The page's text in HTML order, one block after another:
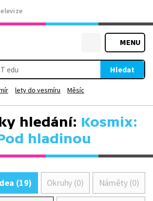
MENU
Hledat
lety do vesmíru Měsíc
hledání: Kosmix:
hladinou
(19) Okruhy (0) Náměty (0)